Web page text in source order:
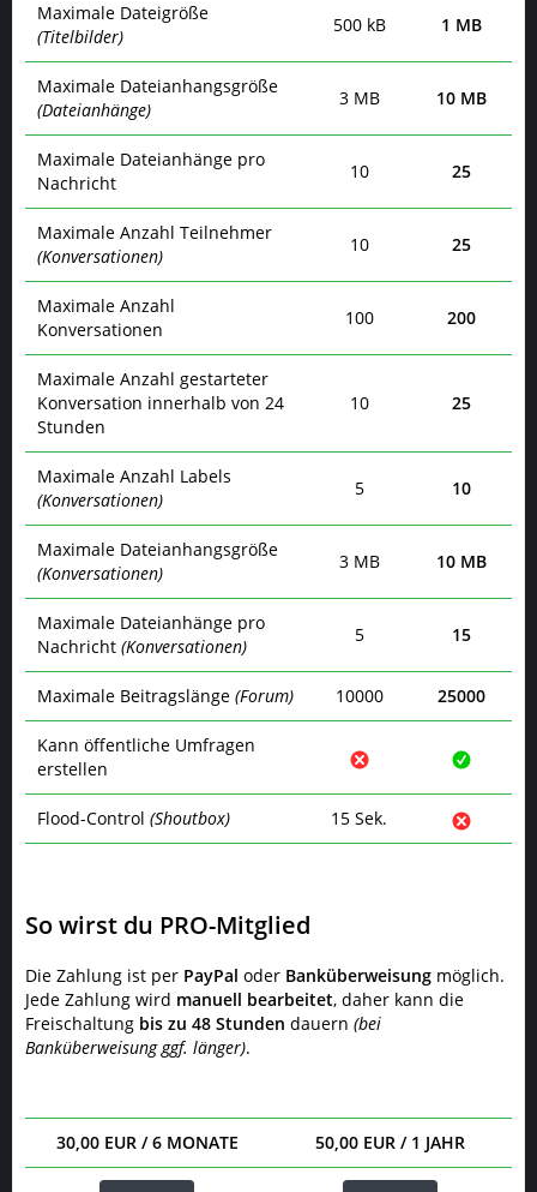
Maximale Dateigröße
(Titelbilder)
500 kB 1 MB
Maximale Dateianhangsgröße
(Dateianhänge)
3 MB 10 MB
Maximale Dateianhänge pro
Nachricht
10 25
Maximale Anzahl Teilnehmer
(Konversationen)
10 25
Maximale Anzahl
Konversationen
100 200
Maximale Anzahl gestarteter
Konversation innerhalb von 24
Stunden
10 25
Maximale Anzahl Labels
(Konversationen)
5 10
Maximale Dateianhangsgröße
(Konversationen)
3 MB 10 MB
Maximale Dateianhänge pro
Nachricht (Konversationen)
5 15
Maximale Beitragslänge (Forum) 10000 25000
Kann öffentliche Umfragen
erstellen
Flood-Control (Shoutbox) 15 Sek.
So wirst du PRO-Mitglied
Die Zahlung ist per PayPal oder Banküberweisung möglich.
Jede Zahlung wird manuell bearbeitet, daher kann die
Freischaltung bis zu 48 Stunden dauern (bei
Banküberweisung ggf. länger).
30,00 EUR / 6 MONATE 50,00 EUR / 1 JAHR